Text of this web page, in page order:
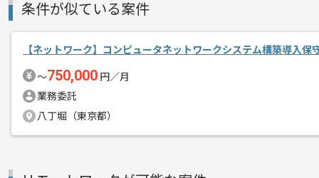
その他募集要項
商談回数
1回
ジックビデオ等を制作する企業です。
条件が似ている案件
【ネットワーク】コンピュータネットワークシステム構築導入保
〜750,000 円／月
業務委託
八丁堀（東京都）